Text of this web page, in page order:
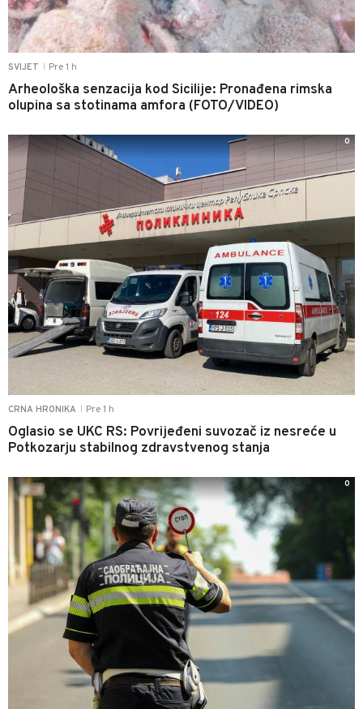
SVIJET Pre 1 h
Arheološka senzacija kod Sicilije: Pronađena rimska
olupina sa stotinama amfora (FOTO/VIDEO)
CRNA HRONIKA Pre 1 h
Oglasio se UKC RS: Povrijeđeni suvozač iz nesreće u
Potkozarju stabilnog zdravstvenog stanja
0
0